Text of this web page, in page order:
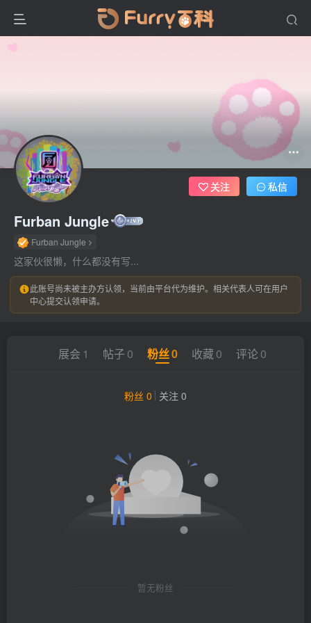
Furban Jungle
Furban Jungle
这家伙很懒，什么都没有写...
关注 私信
此账号尚未被主办方认领，当前由平台代为维护。相关代表人可在用户
中心提交认领申请。
展会 1 帖子 0 粉丝0 收藏 0 评论0
粉丝 0 关注 0
暂无粉丝